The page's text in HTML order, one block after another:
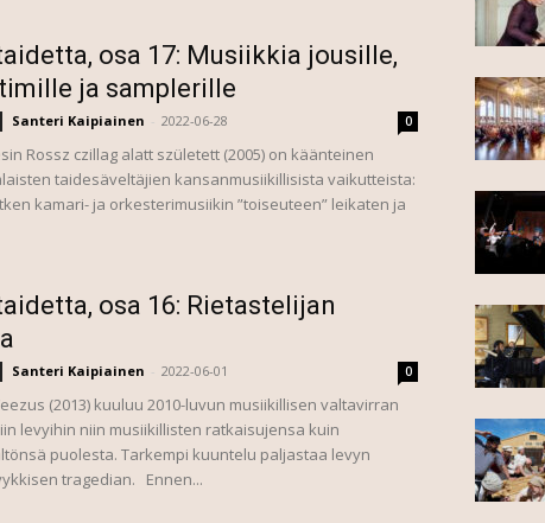
osa 17: Musiikkia jousille,
ja samplerille
Santeri Kaipiainen - 2022-06-28 0
Rossz czillag alatt született (2005) on käänteinen
taidesäveltäjien kansanmusiikillisista vaikutteista:
kamari- ja orkesterimusiikin ”toiseuteen” leikaten ja
osa 16: Rietastelijan
Santeri Kaipiainen - 2022-06-01 0
(2013) kuuluu 2010-luvun musiikillisen valtavirran
levyihin niin musiikillisten ratkaisujensa kuin
puolesta. Tarkempi kuuntelu paljastaa levyn
tragedian. Ennen...